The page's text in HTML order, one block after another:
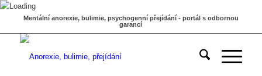
Mentální anorexie, bulimie, psychogenní přejídání - portál s odbornou
garancí